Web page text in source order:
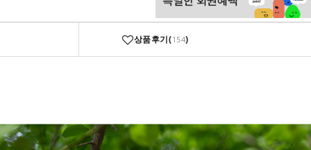
상품후기(154)